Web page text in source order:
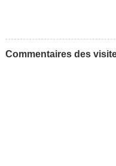
Commentaires des